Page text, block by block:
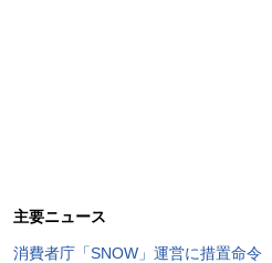
主要ニュース
消費者庁「SNOW」運営に措置命令